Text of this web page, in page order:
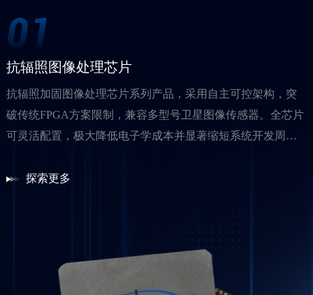
01
抗辐照图像处理芯片
抗辐照加固图像处理芯片系列产品，采用自主可控架构，突
破传统FPGA方案限制，兼容多型号卫星图像传感器。全芯片
可灵活配置，极大降低电子学成本并显著缩短系统开发周
业航天等特殊场景需求。
探索更多
02
仿生视觉传感芯片
采用感存算一体架构，基于国产光电工艺的低噪声、高量子
效率像素设计、针对不同场景自适应读出与编码方式、高能
效事件流目标识别算法，适配航天遥感和态势感知应用的可
探索更多
03
宽光谱处理SoC芯片
基于RISC-V架构实现全国产化设计及生产。支持LVDS/MIPI
数据格式视频输入、图像处理、图像融合、图像拼接以及LV
DS/MIPI数据格式输出。支持四路传感器并行输入，兼容可见
作。探索更多
04
红外数字化读出电路
红外数字化读出电路分辨率涵盖320x256、640x512、1280x10
24、2048x2048，像元尺寸范围涵盖10μm至30μm，ADC量化
精度14bit至22bit等各类芯片产品，基于国产工艺的精确低温
成，红外读出电路产品具有高良率，低成本，高性能的竞争
探索更多
05
红外成像系统
系统由FPGA芯片与相关接口电路组成，该产品基于宇勘科技
自研的图像处理算法，能够实现高质量的红外成像、显示输
出功能，支持LINUX和RTOS操作系统，可实现与不同设备的
使该系统适用于多种应用场景。
探索更多
06
抗辐照加固电源芯片
抗辐照加固电源芯片线覆盖运算放大器、低压降稳压器（LD
O）、GaN驱动电路等核心器件，针对高辐射、高温及振动等
极端环境进行深度优化。全系产品采用抗辐照加固设计，具
≥ 75MeVcm2/mg；可与ISP芯片协同，形成“供电-成像-处
探索更多